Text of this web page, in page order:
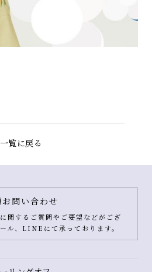
一覧に戻る
お問い合わせ
関するご質問やご要望などがござ
ル、LINEにて承っております。